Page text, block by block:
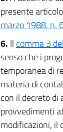
presente
marzo 1988, n.
6. Il comma 3
senso che i
temporanea di
materia di
con il decreto di
provvedimenti
modificazioni, il